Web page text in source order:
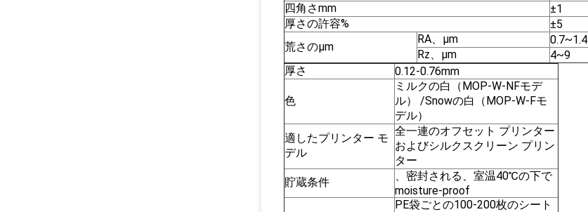
四角さmm
±1
厚さの許容%
±5
荒さのμm
RA、μm
0.7~1.4
Rz、μm
4~9
厚さ
0.12-0.76mm
色
ミルクの白（MOP-W-NFモデ
ル） /Snowの白（MOP-W-Fモ
デル）
適したプリンター モ
デル
全一連のオフセット プリンター
およびシルクスクリーン プリン
ター
貯蔵条件
、密封される、室温40℃の下で
moisture-proof
PE袋ごとの100-200枚のシート